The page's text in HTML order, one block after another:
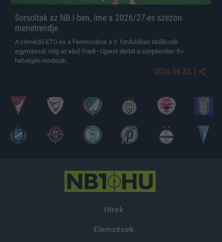
Sorsoltak az NB I-ben, íme a 2026/27-es szezon
menetrendje
A címvédő ETO és a Ferencváros a 3. fordulóban találkozik
egymással, míg az első Fradi–Újpest derbit a szeptember 5-i
hétvégén rendezik.
2026.06.22. |
Hírek
Elemzések